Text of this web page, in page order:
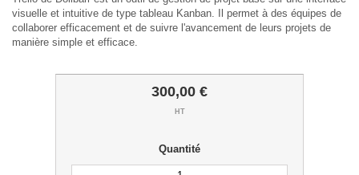
visuelle et intuitive de type tableau Kanban. Il permet à des équipes de
collaborer efficacement et de suivre l'avancement de leurs projets de
manière simple et efficace.
300,00 €
HT
Quantité